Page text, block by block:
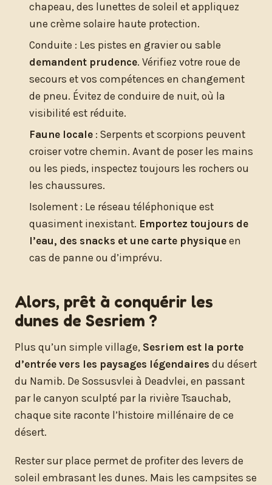
chapeau, des lunettes de soleil et appliquez
une crème solaire haute protection.
Conduite : Les pistes en gravier ou sable
demandent prudence. Vérifiez votre roue de
secours et vos compétences en changement
de pneu. Évitez de conduire de nuit, où la
visibilité est réduite.
Faune locale : Serpents et scorpions peuvent
croiser votre chemin. Avant de poser les mains
ou les pieds, inspectez toujours les rochers ou
les chaussures.
Isolement : Le réseau téléphonique est
quasiment inexistant. Emportez toujours de
l’eau, des snacks et une carte physique en
cas de panne ou d’imprévu.
Alors, prêt à conquérir les
dunes de Sesriem ?
Plus qu’un simple village, Sesriem est la porte
d’entrée vers les paysages légendaires du désert
du Namib. De Sossusvlei à Deadvlei, en passant
par le canyon sculpté par la rivière Tsauchab,
chaque site raconte l’histoire millénaire de ce
désert.
Rester sur place permet de profiter des levers de
soleil embrasant les dunes. Mais les campsites se